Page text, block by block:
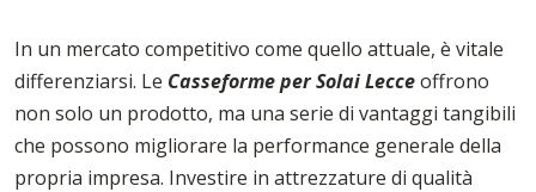
In un mercato competitivo come quello attuale, è vitale
differenziarsi. Le Casseforme per Solai Lecceoffrono
non solo un prodotto, ma una serie di vantaggi tangibili
che possono migliorare la performance generale della
propria impresa. Investire in attrezzature di qualità